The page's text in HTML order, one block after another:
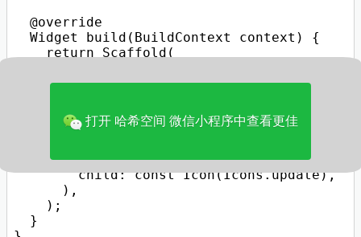
  @override
  Widget build(BuildContext context) {
    return Scaffold(
        title: const Text('Sample App'),
body: Center(child:
floatingActionButton:
        tooltip: 'Update Text',
        child: const Icon(Icons.update),
      ),
    );
  }
打开 哈希空间 微信小程序中查看更佳